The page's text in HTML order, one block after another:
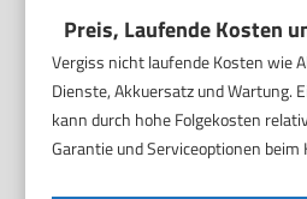
Preis, Laufende Kosten
Vergiss nicht laufende Kosten wie
Dienste, Akkuersatz und Wartung.
kann durch hohe Folgekosten
Garantie und Serviceoptionen beim